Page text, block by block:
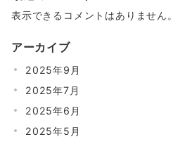
表示できるコメントはありません。
アーカイブ
2025年9月
2025年7月
2025年6月
2025年5月